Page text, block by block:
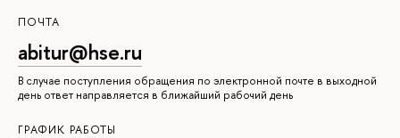
ПОЧТА
abitur@hse.ru
В случае поступления обращения по электронной почте в выходной
день ответ направляется в ближайший рабочий день
ГРАФИК РАБОТЫ